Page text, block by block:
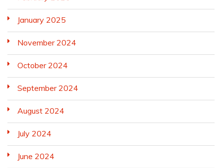
January 2025
November 2024
October 2024
September 2024
August 2024
July 2024
June 2024